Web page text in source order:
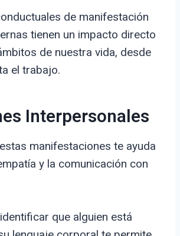
de manifestación
tienen un impacto directo
de nuestra vida, desde
el trabajo.
Interpersonales
manifestaciones te ayuda
y la comunicación con
que alguien está